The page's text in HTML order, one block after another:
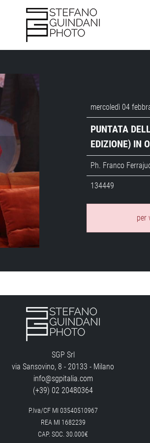
mercoledì 04
PUNTATA
EDIZIONE) IN
Ph. Franco
134449
per
SGP Srl
via Sansovino, 8 - 20133 - Milano
info@sgpitalia.com
(+39) 02 20480364
P.Iva/CF MI 03540510967
REA MI 1682239
CAP. SOC. 30.000€